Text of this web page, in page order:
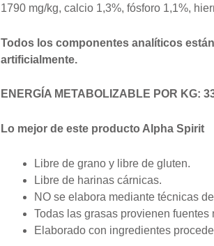
1790 mg/kg, calcio 1,3%, fósforo 1,1%,
Todos los componentes analíticos
artificialmente.
ENERGÍA METABOLIZABLE POR KG:
Lo mejor de este producto Alpha Spirit
Libre de grano y libre de gluten.
Libre de harinas cárnicas.
NO se elabora mediante técnicas
Todas las grasas provienen
Elaborado con ingredientes